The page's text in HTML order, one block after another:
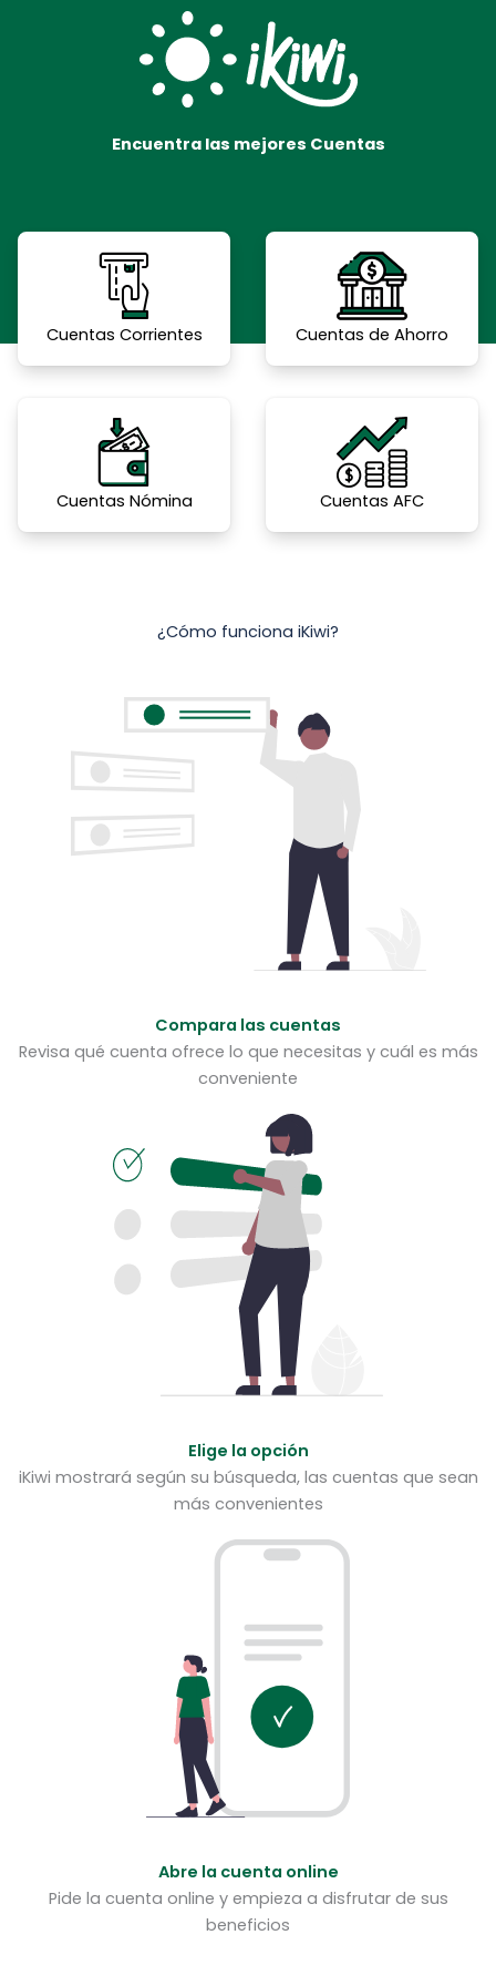
Encuentra las mejores Cuentas
Cuentas Corrientes Cuentas de Ahorro
Cuentas Nómina Cuentas AFC
¿Cómo funciona iKiwi?
Compara las cuentas
Revisa qué cuenta ofrece lo que necesitas y cuál es más
conveniente
Elige la opción
iKiwi mostrará según su búsqueda, las cuentas que sean
más convenientes
Abre la cuenta online
Pide la cuenta online y empieza a disfrutar de sus
beneficios